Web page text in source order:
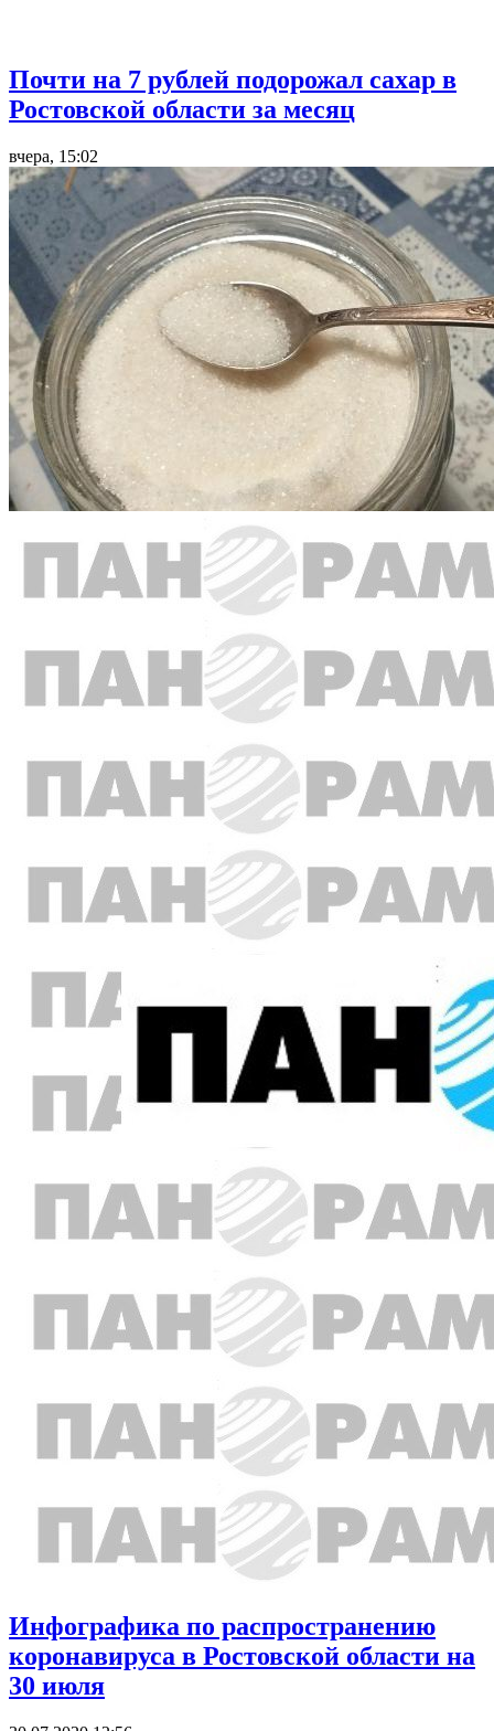
Почти на 7 рублей подорожал сахар в
Ростовской области за месяц
вчера, 15:02
Инфографика по распространению
коронавируса в Ростовской области на
30 июля